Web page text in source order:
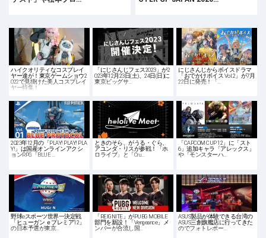
ハイクオリティなコスプレイ
ヤー達が！東京ゲームショウ2
022で見掛けた美人コスプレイ
ヤー特集！
「にじさんじフェス2023」が2
023年12月23日(土)、24日(日)に
東京ビッグサ…
にじさんじからボイスドラマ
「おでかけボイス Vol.2」が7月
22日に発売！「…
2023年12月の「PLAY! PLAY! PLA
Y!」は国産オンラインアクシ
ョンRPG「BLUE …
ときのそら、がうる・ぐら、
アユンダ・リスが参戦！「ホ
ロライブ」と「Cru…
「CAPCOM CUP 12」に「スト
6」追加キャラ「アレックス」
や「モンスターハ…
野球eスポーツ世界一決定戦
「ヒューガン ｅプレミア12」
の日本予選が東京…
「REIGNITE」がPUBG MOBILE
部門を新設！「Vengeance」メ
ンバーが合流し国…
ASUS製品が体験できる台湾の
ASUS三創旗艦店に行ってきた
のでフォトレポー…